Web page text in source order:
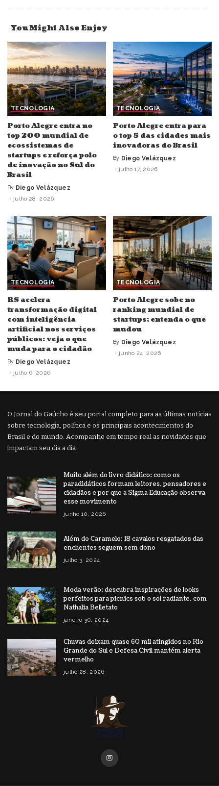
You Might Also Enjoy
TECNOLOGIA
Porto Alegre entra no
top 200 mundial de
ecossistemas de
startups e reforça polo
de inovação no Sul do
Brasil
Posted
by
By Diego Velázquez
julho 28, 2026
TECNOLOGIA
Porto Alegre entra para
o top 5 das cidades mais
inovadoras do Brasil
Posted
by
By Diego Velázquez
julho 17, 2026
TECNOLOGIA
RS acelera
transformação digital
com inteligência
artificial nos serviços
públicos: veja o que
muda para o cidadão
Posted
by
By Diego Velázquez
julho 6, 2026
TECNOLOGIA
Porto Alegre sobe no
ranking mundial de
startups; entenda o que
mudou
Posted
by
By Diego Velázquez
junho 24, 2026
O Jornal do Gaúcho é seu portal completo para as últimas notícias
sobre tecnologia, política e os principais acontecimentos do
Brasil e do mundo. Acompanhe em tempo real as novidades que
impactam seu dia a dia.
Muito além do livro didático: como os
paradidáticos formam leitores, pensadores e
cidadãos e por que a Sigma Educação observa
esse movimento
junho 10, 2026
Além do Caramelo: 18 cavalos resgatados das
enchentes seguem sem dono
julho 3, 2024
Moda verão: descubra inspirações de looks
perfeitos para picnics sob o sol radiante, com
Nathalia Belletato
janeiro 30, 2024
Chuvas deixam quase 60 mil atingidos no Rio
Grande do Sul e Defesa Civil mantém alerta
vermelho
julho 28, 2026